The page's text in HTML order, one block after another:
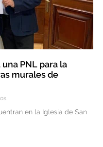
una PNL para la
murales de
en la Iglesia de San